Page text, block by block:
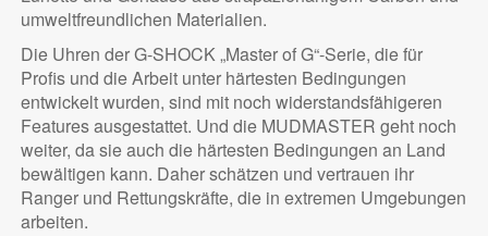
umweltfreundlichen Materialien.
Die Uhren der G-SHOCK „Master of G“-Serie, die für
Profis und die Arbeit unter härtesten Bedingungen
entwickelt wurden, sind mit noch widerstandsfähigeren
Features ausgestattet. Und die MUDMASTER geht noch
weiter, da sie auch die härtesten Bedingungen an Land
bewältigen kann. Daher schätzen und vertrauen ihr
Ranger und Rettungskräfte, die in extremen Umgebungen
arbeiten.